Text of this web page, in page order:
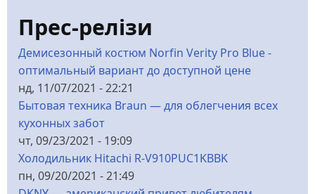
Прес-релізи
Демисезонный костюм Norfin Verity Pro Blue -
оптимальный вариант до доступной цене
нд, 11/07/2021 - 22:21
Бытовая техника Braun — для облегчения всех
кухонных забот
чт, 09/23/2021 - 19:09
Холодильник Hitachi R-V910PUC1KBBK
пн, 09/20/2021 - 21:49